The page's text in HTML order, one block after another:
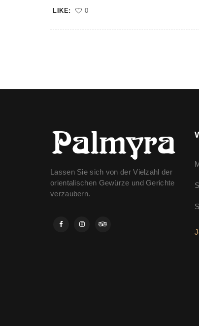
LIKE: 0
Lassen Sie sich von der Vielzahl der
orientalischen Gewürze und Gerichte
verzaubern.